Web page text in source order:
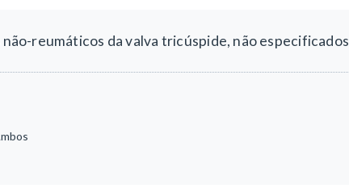
reumáticos da valva tricúspide, não especificados